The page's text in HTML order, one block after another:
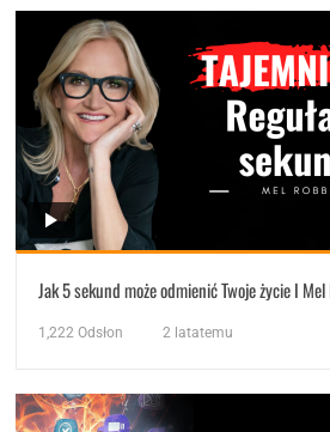
Jak 5 sekund może odmienić Twoje życie I
1,222 Odsłon 2 latatemu